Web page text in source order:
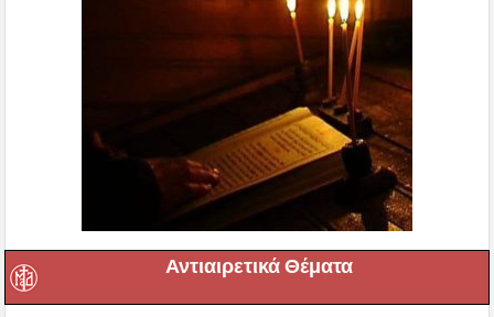
Αντιαιρετικά Θέματα